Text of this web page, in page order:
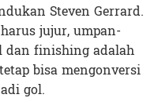
Steven Gerrard.
jujur, umpan-
dan finishing adalah
bisa mengonversi
gol.